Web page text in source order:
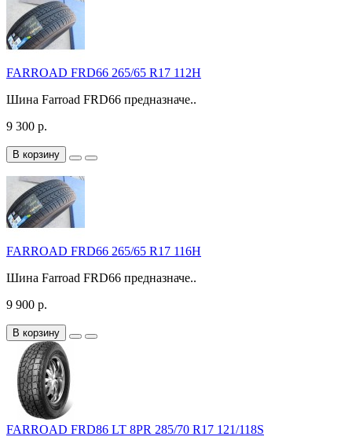
FARROAD FRD66 265/65 R17 112H
Шина Farroad FRD66 предназначе..
9 300 р.
В корзину
FARROAD FRD66 265/65 R17 116H
Шина Farroad FRD66 предназначе..
9 900 р.
В корзину
FARROAD FRD86 LT 8PR 285/70 R17 121/118S